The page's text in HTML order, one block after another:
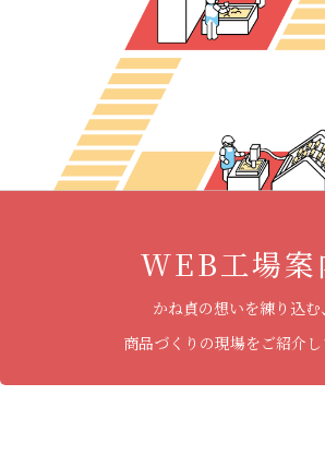
WEB工場案
かね貞の想いを練り込む、
商品づくりの現場をご紹介し